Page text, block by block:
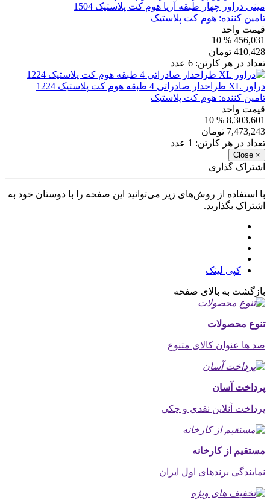
مینی دراور چهار طبقه آریا هوم کت پلاستیک 1504
تامین کننده: هوم کت پلاستیک
قیمت واحد
456,031
% 10
410,428 تومان
تعداد در هر کارتن: 6 عدد
دراور XL طراحدار صادراتی 4 طبقه هوم کت پلاستیک 1224
تامین کننده: هوم کت پلاستیک
قیمت واحد
8,303,601
% 10
7,473,243 تومان
تعداد در هر کارتن: 1 عدد
×
Close
اشتراک گذاری
با استفاده از روش‌های زیر می‌توانید این صفحه را با دوستان خود به
اشتراک بگذارید.
کپی لینک
بازگشت به بالای صفحه
تنوع محصولات
صد ها عنوان کالای متنوع
پرداخت آسان
پرداخت آنلاین نقدی و چکی
مستقیم از کارخانه
نمایندگی برندهای اول ایران